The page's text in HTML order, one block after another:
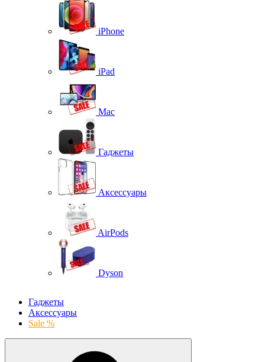
iPhone
iPad
Mac
Гаджеты
Аксессуары
AirPods
Dyson
Гаджеты
Аксессуары
Sale %